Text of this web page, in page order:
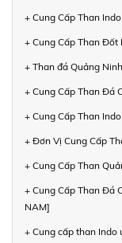
+ Cung Cấp Than
+ Cung Cấp Than Đốt
+ Than đá Quảng
+ Cung Cấp Than Đá
+ Cung Cấp Than
+ Đơn Vị Cung Cấp
+ Cung Cấp Than
+ Cung Cấp Than Đá
NAM]
+ Cung cấp than Indo